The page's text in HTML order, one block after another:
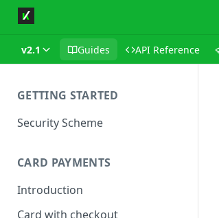
v2.1 Guides API Reference
GETTING STARTED
Security Scheme
CARD PAYMENTS
Introduction
Card with checkout